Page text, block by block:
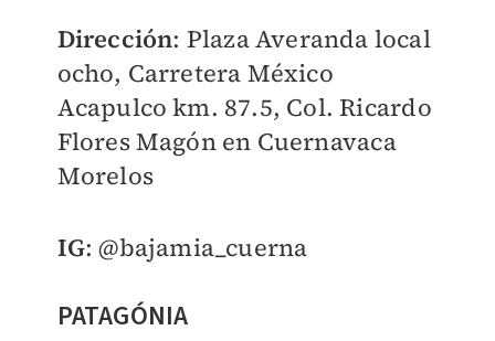
Dirección: Plaza Averanda local
ocho, Carretera México
Acapulco km. 87.5, Col. Ricardo
Flores Magón en Cuernavaca
Morelos
IG: @bajamia_cuerna
PATAGÓNIA